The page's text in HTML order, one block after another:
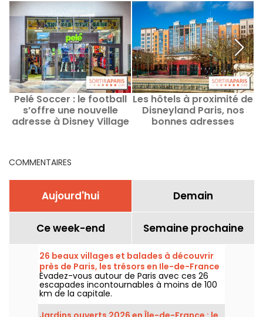
Pelé Soccer : le football
s’offre une nouvelle
adresse à Disney Village
Les hôtels à proximité de
Disneyland Paris, nos
bonnes adresses
COMMENTAIRES
Aujourd'hui Demain
Ce week-end Semaine prochaine
26 beaux villages et balades à découvrir
près de Paris, les trésors en Ile-de-France
Évadez-vous autour de Paris avec ces 26
escapades incontournables à moins de 100
km de la capitale.